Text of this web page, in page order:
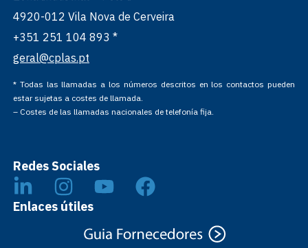
4920-012 Vila Nova de Cerveira
+351 251 104 893 *
geral@cplas.pt
* Todas las llamadas a los números descritos en los contactos pueden
estar sujetas a costes de llamada.
– Costes de las llamadas nacionales de telefonía fija.
Redes Sociales
Enlaces útiles